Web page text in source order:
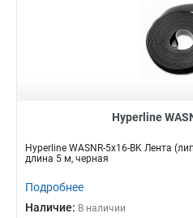
Hyperline
Hyperline WASNR-5x16-BK Лента
длина 5 м, черная
Подробнее
Наличие: В наличии